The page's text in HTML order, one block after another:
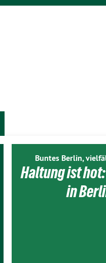
Buntes Berlin,
Haltung ist hot:
in